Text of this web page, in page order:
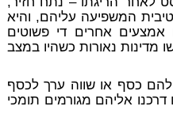
המשפיעה עליהם, והיא
אמצעים אחרים די פשוטים
מדינות נאורות כשהיו במצב
כסף או שווה ערך לכסף
אליהם מגורמים תומכי